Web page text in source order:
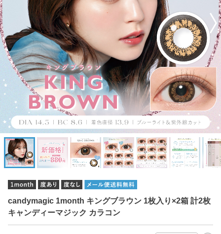
candymagic 1month キングブラウン 1枚入り×2箱 計2枚
キャンディーマジック カラコン